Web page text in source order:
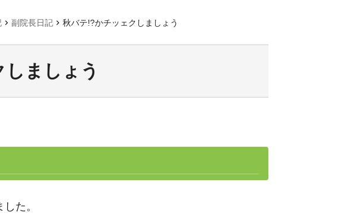
chevron_right 副院長日記 chevron_right 秋バテ!?かチッェクしましょう
ましょう
た。